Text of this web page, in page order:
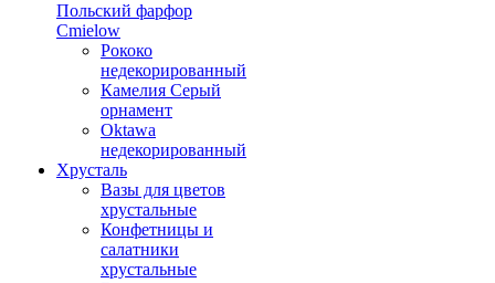
Польский фарфор
Сmielow
Рококо
недекорированный
Камелия Серый
орнамент
Oktawa
недекорированный
Хрусталь
Вазы для цветов
хрустальные
Конфетницы и
салатники
хрустальные